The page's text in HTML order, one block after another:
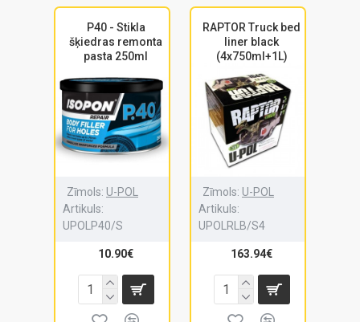
P40 - Stikla
šķiedras remonta
pasta 250ml
Zīmols: U-POL
Artikuls:
UPOLP40/S
10.90€
RAPTOR Truck bed
liner black
(4x750ml+1L)
Zīmols: U-POL
Artikuls:
UPOLRLB/S4
163.94€